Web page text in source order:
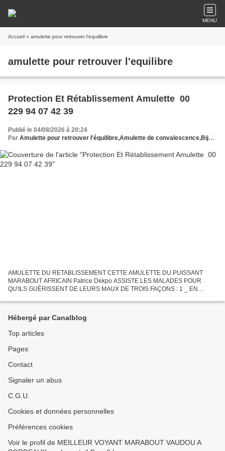
MENU
Accueil » amulette pour retrouver l'equilibre
amulette pour retrouver l'equilibre
Protection Et Rétablissement Amulette 00
229 94 07 42 39
Publié le 04/08/2026 à 20:24
Par Amulette pour retrouver l'équilibre,Amulette de convalescence,Bijoux amulette de guérison,Amulette pour le réconfort,Amulette pour la vitalité,Amulette de récupération,Amulette pour la santé,Talisman
AMULETTE DU RETABLISSEMENT CETTE AMULETTE DU PUISSANT
MARABOUT AFRICAIN Patrice Dekpo ASSISTE LES MALADES POUR
QU'ILS GUÉRISSENT DE LEURS MAUX DE TROIS FAÇONS : 1 _ EN
FORTIFIANT PSYCHIQUEMENT LE CORPS...
Hébergé par Canalblog
Top articles
Pages
Contact
Signaler un abus
C.G.U.
Cookies et données personnelles
Préférences cookies
Voir le profil de MEILLEUR VOYANT MARABOUT VAUDOU A